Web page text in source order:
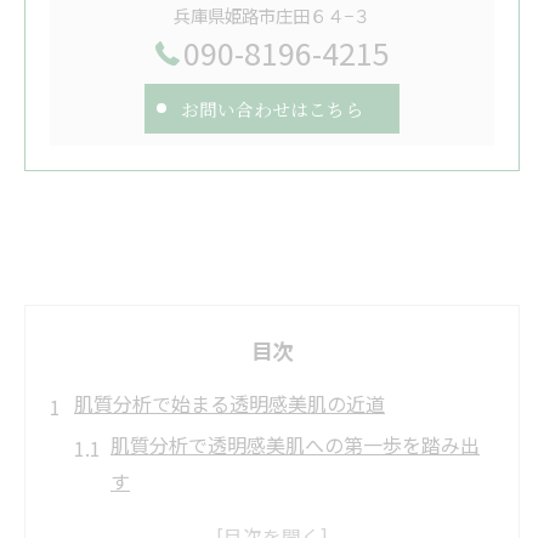
兵庫県姫路市庄田６４−３
090-8196-4215
お問い合わせはこちら
目次
肌質分析で始まる透明感美肌の近道
肌質分析で透明感美肌への第一歩を踏み出
す
肌質分析で分かる姫路の美肌ケア最新事情